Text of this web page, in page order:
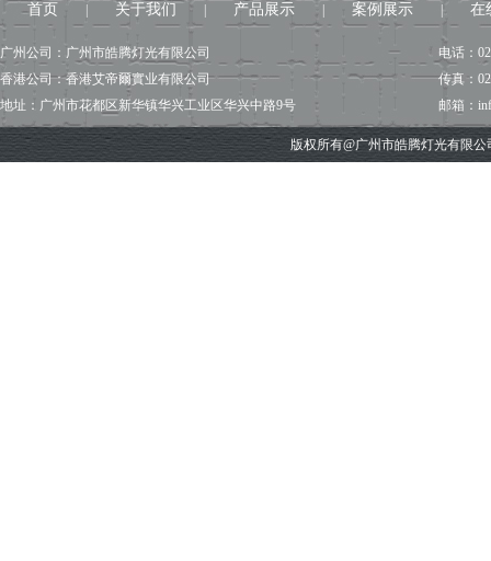
首页 关于我们 产品展示 案例展示 在
广州公司：广州市皓腾灯光有限公司
香港公司：香港艾帝爾實业有限公司
地址：广州市花都区新华镇华兴工业区华兴中路9号
电话：
传真：
邮箱：
版权所有@广州市皓腾灯光有限